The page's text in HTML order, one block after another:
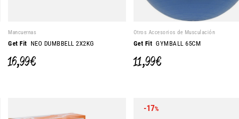
Mancuernas
Get Fit NEO DUMBBELL 2X2KG
16,99 €
Otros Accesorios de Musculación
Get Fit GYMBALL 65CM
11,99 €
-17%